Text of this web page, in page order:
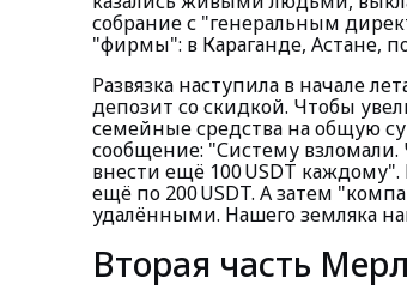
собрание с "генеральным
"фирмы": в Караганде, Астане,
Развязка наступила в начале
депозит со скидкой. Чтобы
семейные средства на общую
сообщение: "Систему
внести ещё 100 USDT каждому".
ещё по 200 USDT. А затем
удалёнными. Нашего земляка
Вторая часть